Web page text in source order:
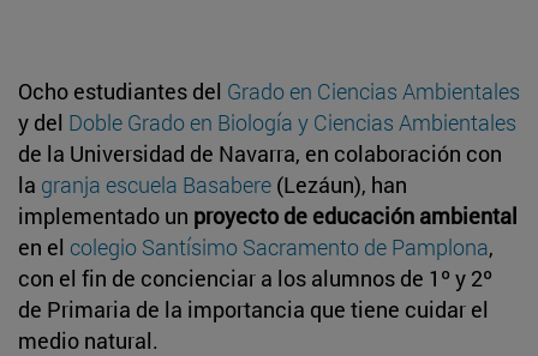
Ocho estudiantes del Grado en Ciencias Ambientales
y del Doble Grado en Biología y Ciencias Ambientales
de la Universidad de Navarra, en colaboración con
la granja escuela Basabere (Lezáun), han
implementado un proyecto de educación ambiental
en el colegio Santísimo Sacramento de Pamplona,
con el fin de concienciar a los alumnos de 1º y 2º
de Primaria de la importancia que tiene cuidar el
medio natural.